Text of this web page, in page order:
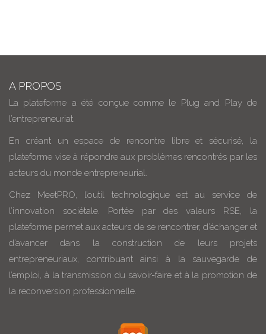
A PROPOS
La plateforme a été conçue comme le Plug and Play de
l’entrepreneuriat.
En créant un espace de rencontre libre et sécurisé, la
plateforme vise à répondre aux problèmes rencontrés par les
acteurs du monde entrepreneurial.
Chez MeetPRO, l’outil technologique est au service de
l’innovation sociétale. Portée par des valeurs RSE, la
plateforme permet aux acteurs de se rencontrer, d’échanger et
d’avancer dans la construction de leurs projets
entrepreneuriaux, contribuant ainsi à la sauvegarde de
l’emploi, à la transmission du savoir-faire et à la promotion de
la reconversion professionnelle.